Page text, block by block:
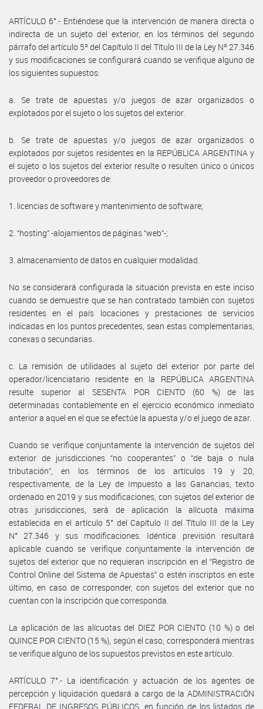
ARTÍCULO 6°.- Entiéndese que la intervención de manera directa o
indirecta de un sujeto del exterior, en los términos del segundo
párrafo del artículo 5º del Capítulo II del Título III de la Ley Nº 27.346
y sus modificaciones se configurará cuando se verifique alguno de
los siguientes supuestos:
a. Se trate de apuestas y/o juegos de azar organizados o
explotados por el sujeto o los sujetos del exterior.
b. Se trate de apuestas y/o juegos de azar organizados o
explotados por sujetos residentes en la REPÚBLICA ARGENTINA y
el sujeto o los sujetos del exterior resulte o resulten único o únicos
proveedor o proveedores de:
1. licencias de software y mantenimiento de software;
2. “hosting” -alojamientos de páginas “web”-;
3. almacenamiento de datos en cualquier modalidad.
No se considerará configurada la situación prevista en este inciso
cuando se demuestre que se han contratado también con sujetos
residentes en el país locaciones y prestaciones de servicios
indicadas en los puntos precedentes, sean estas complementarias,
conexas o secundarias.
c. La remisión de utilidades al sujeto del exterior por parte del
operador/licenciatario residente en la REPÚBLICA ARGENTINA
resulte superior al SESENTA POR CIENTO (60 %) de las
determinadas contablemente en el ejercicio económico inmediato
anterior a aquel en el que se efectúe la apuesta y/o el juego de azar.
Cuando se verifique conjuntamente la intervención de sujetos del
exterior de jurisdicciones “no cooperantes” o “de baja o nula
tributación”, en los términos de los artículos 19 y 20,
respectivamente, de la Ley de Impuesto a las Ganancias, texto
ordenado en 2019 y sus modificaciones, con sujetos del exterior de
otras jurisdicciones, será de aplicación la alícuota máxima
establecida en el artículo 5° del Capítulo II del Título III de la Ley
N° 27.346 y sus modificaciones. Idéntica previsión resultará
aplicable cuando se verifique conjuntamente la intervención de
sujetos del exterior que no requieran inscripción en el “Registro de
Control Online del Sistema de Apuestas” o estén inscriptos en este
último, en caso de corresponder, con sujetos del exterior que no
cuentan con la inscripción que corresponda.
La aplicación de las alícuotas del DIEZ POR CIENTO (10 %) o del
QUINCE POR CIENTO (15 %), según el caso, corresponderá mientras
se verifique alguno de los supuestos previstos en este artículo.
ARTÍCULO 7°.- La identificación y actuación de los agentes de
percepción y liquidación quedará a cargo de la ADMINISTRACIÓN
FEDERAL DE INGRESOS PÚBLICOS, en función de los listados de